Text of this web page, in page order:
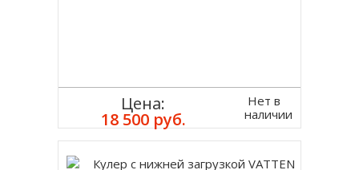
Цена:
18 500 руб.
Нет в
наличии